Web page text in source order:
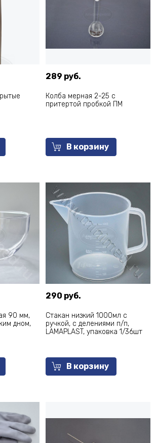
289 руб.
Колба мерная 2-25 с
притертой пробкой ПМ
В корзину
90 мм,
дном,
290 руб.
Стакан низкий 1000мл с
ручкой, с делениями п/п,
LAMAPLAST, упаковка 1/36шт
В корзину